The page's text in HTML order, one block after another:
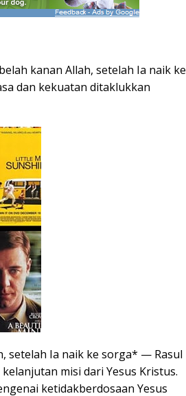
kanan Allah, setelah Ia naik ke
dan kekuatan ditaklukkan
setelah Ia naik ke sorga* — Rasul
misi dari Yesus Kristus.
ketidakberdosaan Yesus